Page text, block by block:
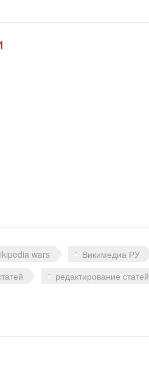
wars Викимедиа РУ
редактирование статей